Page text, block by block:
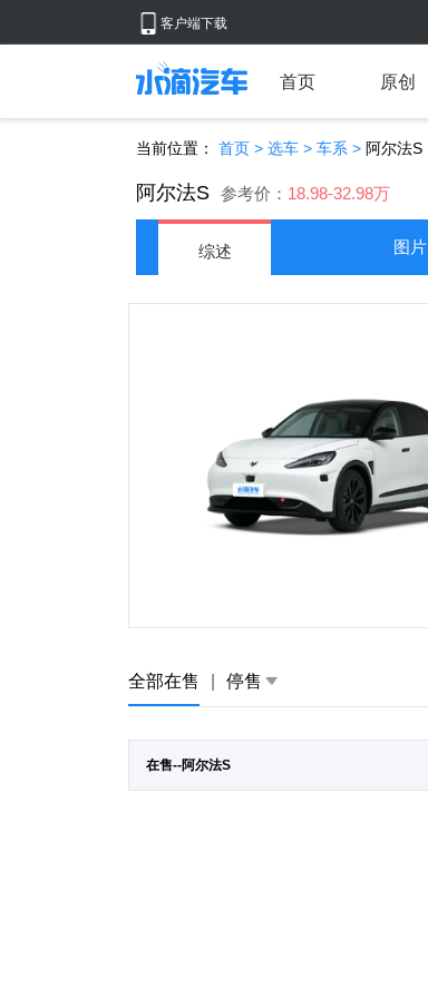
客户端下载
首页 原创
当前位置： 首页 > 选车 > 车系 > 阿尔法S
阿尔法S 参考价： 18.98-32.98万
综述 图片
全部在售 停售
在售--阿尔法S